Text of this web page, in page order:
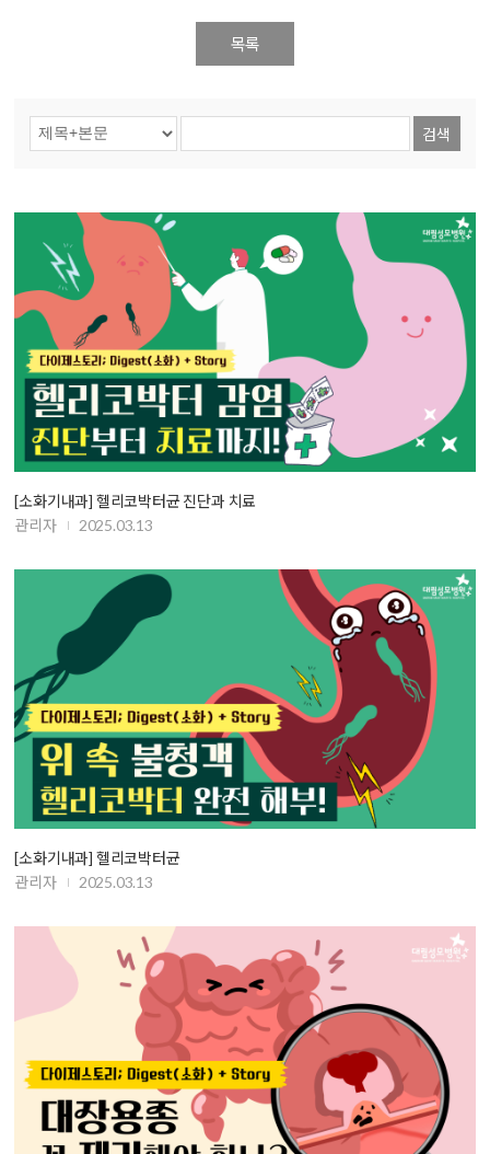
목록
검색
[소화기내과] 헬리코박터균 진단과 치료
관리자
2025.03.13
[소화기내과] 헬리코박터균
관리자
2025.03.13